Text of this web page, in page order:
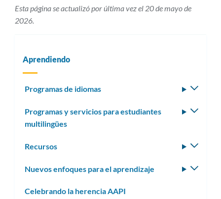
Esta página se actualizó por última vez el 20 de mayo de
2026.
Aprendiendo
Programas de idiomas
Programas y servicios para estudiantes
multilingües
Recursos
Nuevos enfoques para el aprendizaje
Celebrando la herencia AAPI